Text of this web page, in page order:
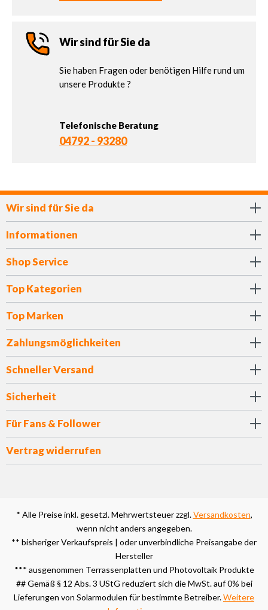
Wir sind für Sie da
Sie haben Fragen oder benötigen Hilfe rund um
unsere Produkte ?
Telefonische Beratung
04792 - 93280
Wir sind für Sie da
Informationen
Shop Service
Top Kategorien
Top Marken
Zahlungsmöglichkeiten
Schneller Versand
Sicherheit
Für Fans & Follower
Vertrag widerrufen
* Alle Preise inkl. gesetzl. Mehrwertsteuer zzgl.Versandkosten,
wenn nicht anders angegeben.
** bisheriger Verkaufspreis | oder unverbindliche Preisangabe der
Hersteller
*** ausgenommen Terrassenplatten und Photovoltaik Produkte
## Gemäß § 12 Abs. 3 UStG reduziert sich die MwSt. auf 0% bei
Lieferungen von Solarmodulen für bestimmte Betreiber.Weitere